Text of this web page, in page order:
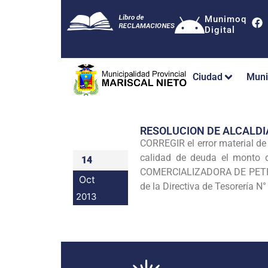
Munimoq
Digital
Ciudad
14
Oct
2013
RESOLUCION DE
CORREGIR el error material
calidad de deuda el monto
COMERCIALIZADORA DE
de la Directiva de Tesorería